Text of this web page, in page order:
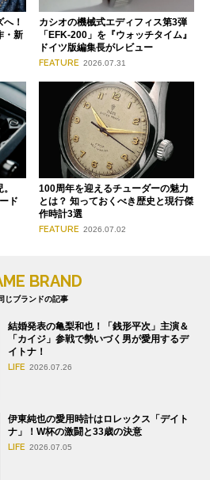
！
・新
カシオの機械式エディフィス第3弾
「EFK-200」を『ウォッチタイム』
ドイツ版編集長がレビュー
FEATURE 2026.07.31
ド
100周年を迎えるチューダーの魅力
とは？ 知っておくべき歴史と現行傑
作時計3選
FEATURE 2026.07.02
BRAND
じブランドの記事
結婚発表の亀梨和也！「銭形平次」主演＆
「カイジ」参戦で勢いづく男が愛用するデ
イトナ！
LIFE 2026.07.26
伊東純也の愛用時計はロレックス「デイト
ナ」！W杯の激闘と33歳の決意
LIFE 2026.07.05